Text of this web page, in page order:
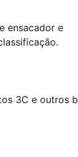
ensacador e
3C e outros